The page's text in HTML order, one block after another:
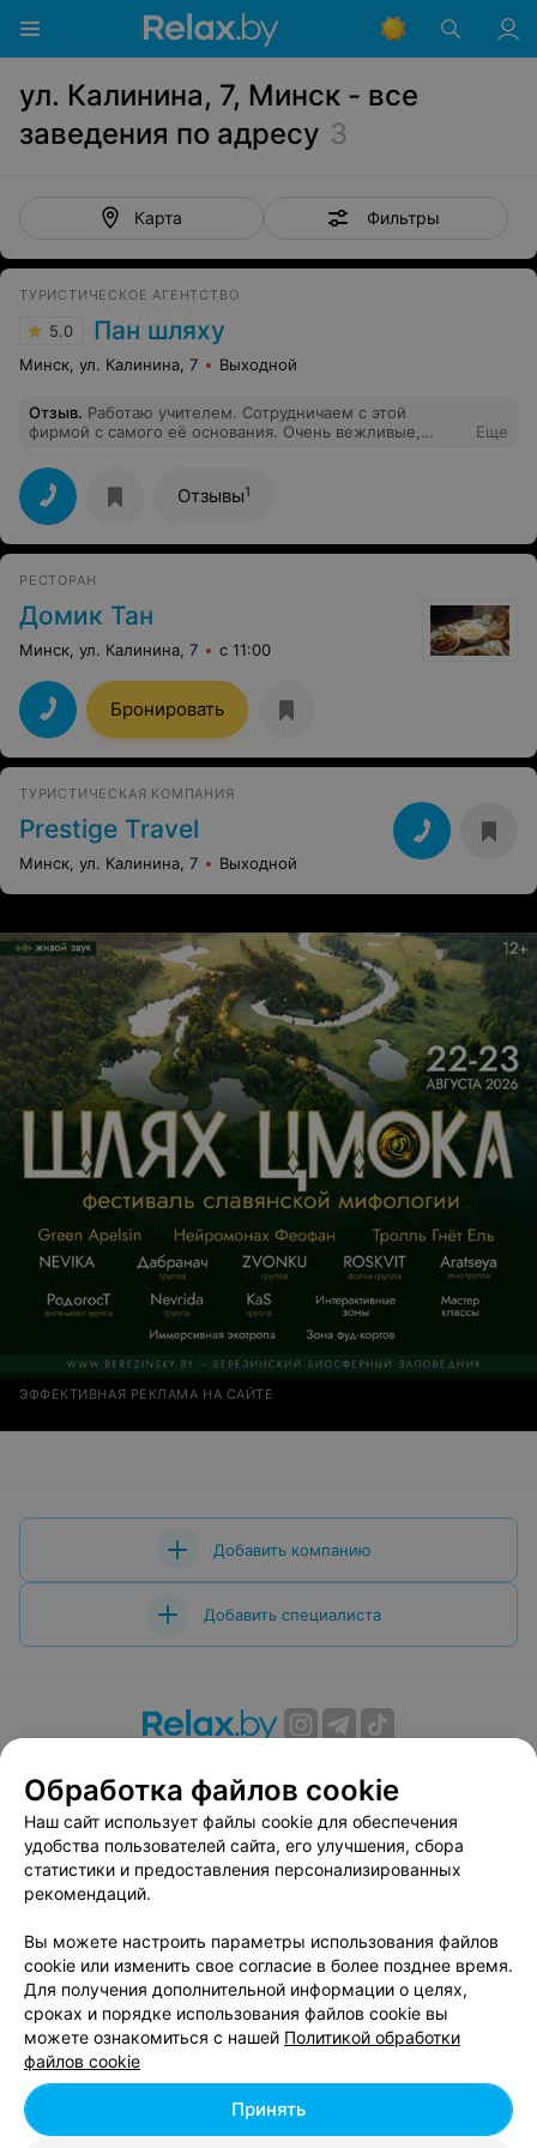
ул. Калинина, 7, Минск - все
заведения по адресу 3
Карта Фильтры
ТУРИСТИЧЕСКОЕ АГЕНТСТВО
5.0 Пан шляху
Минск, ул. Калинина, 7 Выходной
Отзыв. Работаю учителем. Сотрудничаем с этой
фирмой с самого её основания. Очень вежливые,
любого возраста. Большое Вам спасибо за Вашу
работу.
Еще
Отзывы1
РЕСТОРАН
Домик Тан
Минск, ул. Калинина, 7 с 11:00
Бронировать
ТУРИСТИЧЕСКАЯ КОМПАНИЯ
Prestige Travel
Минск, ул. Калинина, 7 Выходной
ЭФФЕКТИВНАЯ РЕКЛАМА НА САЙТЕ
Добавить компанию
Добавить специалиста
Вакансии
Публичный договор
Способы оплаты
Публичный договор по использованию сервиса
«Афиша»
Пользовательское соглашение
Связаться по вопросам сотрудничества
Написать руководителю relax.by
Персональные настройки cookie
Обработка персональных данных
Обработка файлов cookie
Наш сайт использует файлы cookie для обеспечения
удобства пользователей сайта, его улучшения, сбора
статистики и предоставления персонализированных
рекомендаций.
Вы можете настроить параметры использования файлов
cookie или изменить свое согласие в более позднее время.
Для получения дополнительной информации о целях,
сроках и порядке использования файлов cookie вы
можете ознакомиться с нашей Политикой обработки
файлов cookie
Принять